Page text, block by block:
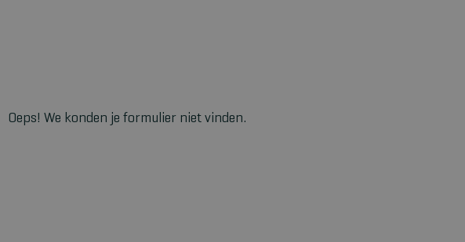
Oeps! We konden je formulier niet vinden.